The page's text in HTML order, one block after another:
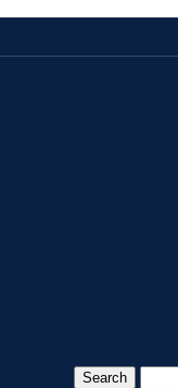
Search